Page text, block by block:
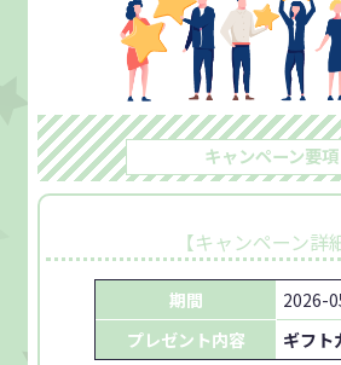
キャンペーン要項
【キャンペーン詳
期間
2026-
プレゼント内容
ギフト